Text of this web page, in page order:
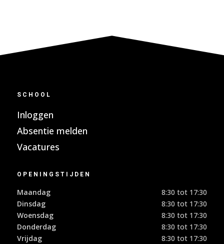
SCHOOL
Inloggen
Absentie melden
Vacatures
OPENINGSTIJDEN
Maandag
8:30 tot 17:30
Dinsdag
8:30 tot 17:30
Woensdag
8:30 tot 17:30
Donderdag
8:30 tot 17:30
Vrijdag
8:30 tot 17:30